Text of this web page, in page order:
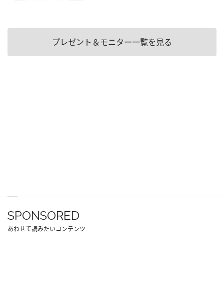
プレゼント＆モニター一覧を見る
SPONSORED
あわせて読みたいコンテンツ